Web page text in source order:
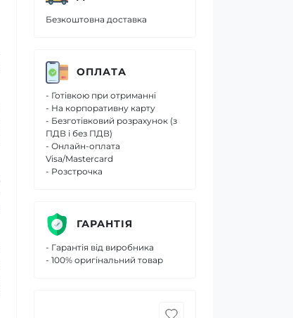
Безкоштовна доставка
ОПЛАТА
- Готівкою при отриманні
- На корпоративну карту
- Безготівковий розрахунок (з
ПДВ і без ПДВ)
- Онлайн-оплата
Visa/Mastercard
- Розстрочка
ГАРАНТІЯ
- Гарантія від виробника
- 100% оригінальний товар